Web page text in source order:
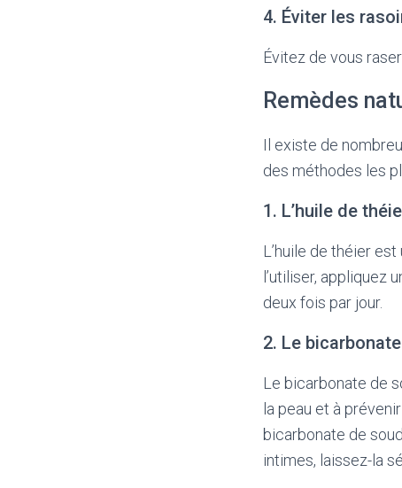
4. Éviter les
Évitez de vous
Remèdes
Il existe de
des méthodes les
1. L’huile de
L’huile de théier
l’utiliser, appliquez
deux fois par jour.
2. Le
Le bicarbonate de
la peau et à
bicarbonate de
intimes, laissez-la